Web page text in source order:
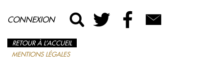
CONNEXION
RETOUR À L’ACCUEIL
MENTIONS LÉGALES